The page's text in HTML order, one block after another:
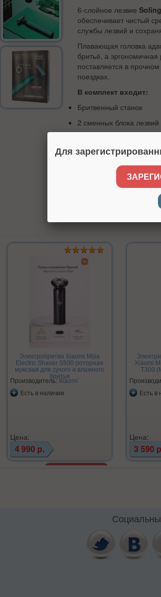
6-слойное лезвие
обеспечивает чистый
службы лезвий и
Плавающая головка
бритьё, а эргономичная
поставляется в
поездках.
В комплект входит:
Бритвенный станок
2 сменных блока лезвий
Пена с ароматом
Силиконовый чехол
Идеальный выбор для
ухоженность и комфорт.
Электробритва Xiaomi Mijia
Electric Shaver S500 роторная
мужская для сухого и влажного
бритья
Производитель:Xiaomi
Есть в наличии
Цена:
4 990 р.
Xiaomi
T300
Есть в
Цена:
3 590
Для